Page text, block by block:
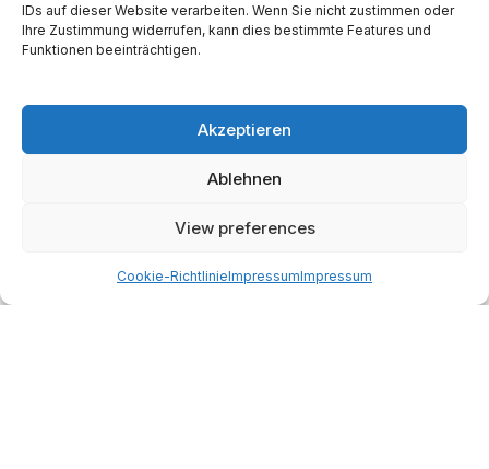
IDs auf dieser Website verarbeiten. Wenn Sie nicht zustimmen oder
Ihre Zustimmung widerrufen, kann dies bestimmte Features und
Funktionen beeinträchtigen.
Akzeptieren
Ablehnen
View preferences
Cookie-RichtlinieImpressumImpressum
Martin Käßler 2 years ago
Zur Langlebigkeit nach 10 Jahren Nutzung: Der Ofen will
nehme 1x pro Jahr Kupferpaste zum Schmieren der
beweglichen Teile. Zeitaufwand: Ca. 15 Minuten. Macht
man da gar nix, gehen die Teile halt irgendwann kaputt.
1x pro Woche aussaugen und reinigen. Die Schamotte
belastete Mittelstück (hab inzwischen mein zweites drin